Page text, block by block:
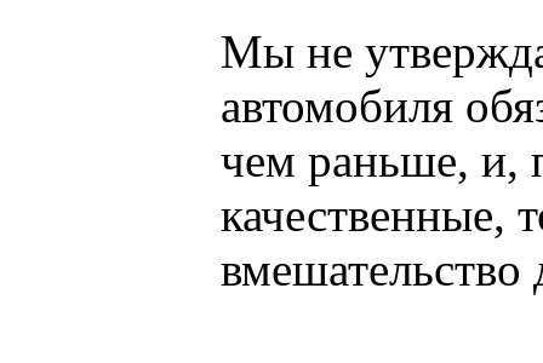
Мы не
автомобиля
чем раньше, и,
качественные,